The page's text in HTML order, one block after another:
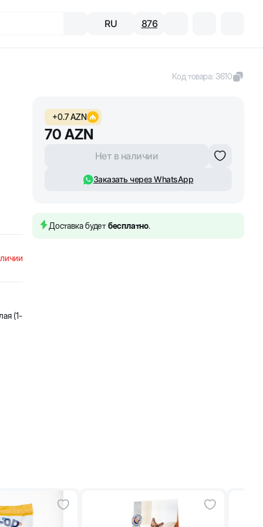
RU 876
Код товара: 3610
(1-
+0.7AZN
70 AZN
Нет в наличии
Заказать через WhatsApp
Доставка будетбесплатно.